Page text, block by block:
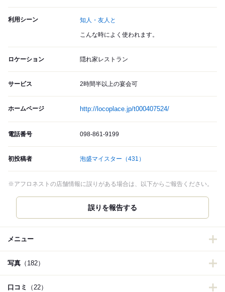
利用シーン 知人・友人と
こんな時によく使われます。
ロケーション 隠れ家レストラン
サービス 2時間半以上の宴会可
ホームページ http://locoplace.jp/t000407524/
電話番号 098-861-9199
初投稿者 泡盛マイスター （431）
※アフロネストの店舗情報に誤りがある場合は、以下からご報告ください。
誤りを報告する
メニュー
写真 （182）
口コミ （22）